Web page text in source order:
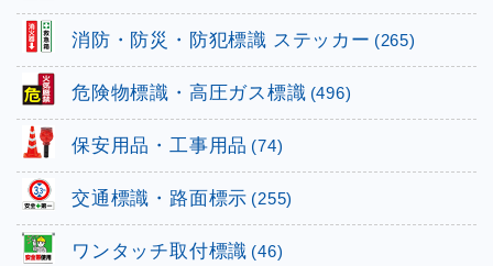
消防・防災・防犯標識 ステッカー (265)
危険物標識・高圧ガス標識 (496)
保安用品・工事用品 (74)
交通標識・路面標示 (255)
ワンタッチ取付標識 (46)